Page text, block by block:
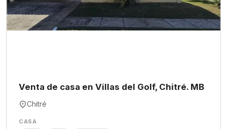
Venta de casa en Villas del Golf, Chitré. MB
Chitré
CASA